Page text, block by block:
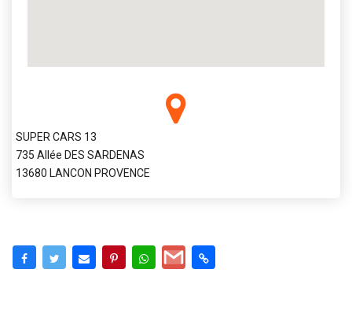
SUPER CARS 13
735 Allée DES SARDENAS
13680 LANCON PROVENCE